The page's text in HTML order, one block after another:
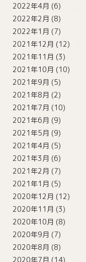
2022年4月 (6)
2022年2月 (8)
2022年1月 (7)
2021年12月 (12)
2021年11月 (3)
2021年10月 (10)
2021年9月 (5)
2021年8月 (2)
2021年7月 (10)
2021年6月 (9)
2021年5月 (9)
2021年4月 (5)
2021年3月 (6)
2021年2月 (7)
2021年1月 (5)
2020年12月 (12)
2020年11月 (3)
2020年10月 (8)
2020年9月 (7)
2020年8月 (8)
2020年7月 (14)